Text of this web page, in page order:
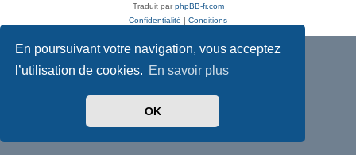
En poursuivant votre navigation, vous acceptez
l’utilisation de cookies. En savoir plus
OK
Traduit parphpBB-fr.com
Confidentialité | Conditions